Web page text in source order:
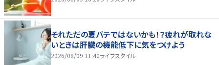
それただの夏バテではないかも！？疲れが取れな
いときは肝臓の機能低下に気をつけよう
2026/08/09 11:40ライフスタイル